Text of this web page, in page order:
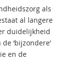
als
al langere
duidelijkheid
‘bijzondere’
en de